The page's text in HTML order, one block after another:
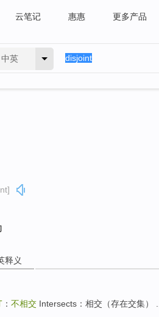
云笔记 惠惠 更多产品
中英
释义
： 不相交 Intersects：相交（存在交集） ...